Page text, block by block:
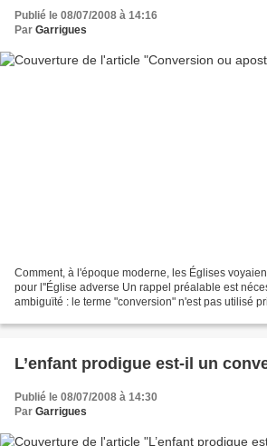
Publié le 08/07/2008 à 14:16
Par Garrigues
Comment, à l'époque moderne, les Églises
pour l''Église adverse Un rappel préalable est
ambiguïté : le terme "conversion" n'est pas utilisé
L’enfant prodigue est-il un
Publié le 08/07/2008 à 14:30
Par Garrigues